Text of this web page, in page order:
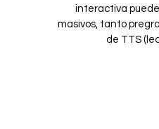
interactiva
masivos, tanto
de TTS